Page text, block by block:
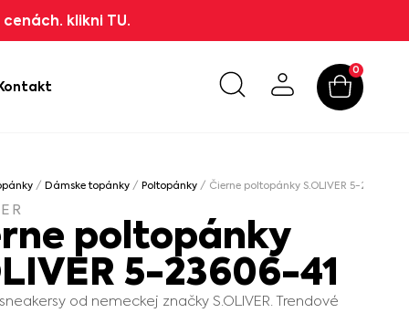
klikni TU.
0
/Dámske topánky /Poltopánky / Čierne poltopánky S.OLIVER 5-23606-41
poltopánky
5-23606-41
od nemeckej značky S.OLIVER. Trendové